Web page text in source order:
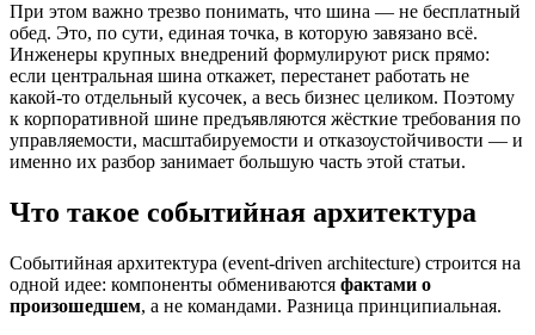
При этом важно трезво понимать, что шина — не бесплатный
обед. Это, по сути, единая точка, в которую завязано всё.
Инженеры крупных внедрений формулируют риск прямо:
если центральная шина откажет, перестанет работать не
какой-то отдельный кусочек, а весь бизнес целиком. Поэтому
к корпоративной шине предъявляются жёсткие требования по
управляемости, масштабируемости и отказоустойчивости — и
именно их разбор занимает большую часть этой статьи.
Что такое событийная архитектура
Событийная архитектура (event-driven architecture) строится на
одной идее: компоненты обмениваются фактами о
произошедшем, а не командами. Разница принципиальная.